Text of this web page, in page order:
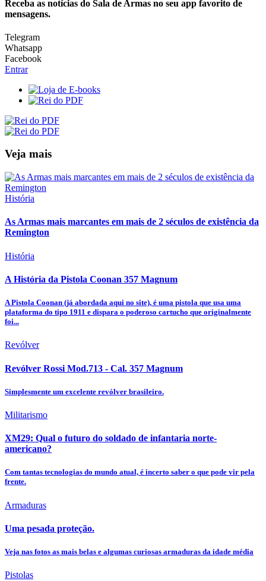
Receba as notícias do Sala de Armas no seu app favorito de
mensagens.
Telegram
Whatsapp
Facebook
Entrar
Veja mais
História
As Armas mais marcantes em mais de 2 séculos de existência da
Remington
História
A História da Pistola Coonan 357 Magnum
A Pistola Coonan (já abordada aqui no site), é uma pistola que usa uma
plataforma do tipo 1911 e dispara o poderoso cartucho que originalmente
foi...
Revólver
Revólver Rossi Mod.713 - Cal. 357 Magnum
Simplesmente um excelente revólver brasileiro.
Militarismo
XM29: Qual o futuro do soldado de infantaria norte-
americano?
Com tantas tecnologias do mundo atual, é incerto saber o que pode vir pela
frente.
Armaduras
Uma pesada proteção.
Veja nas fotos as mais belas e algumas curiosas armaduras da idade média
Pistolas